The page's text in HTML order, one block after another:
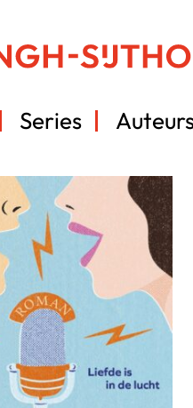
Series